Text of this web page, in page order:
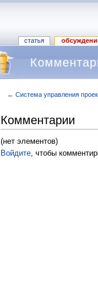
статья
← Система управления
Комментарии
(нет элементов)
Войдите, чтобы